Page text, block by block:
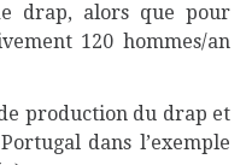
drap, alors que pour
120 hommes/an
production du drap et
dans l’exemple